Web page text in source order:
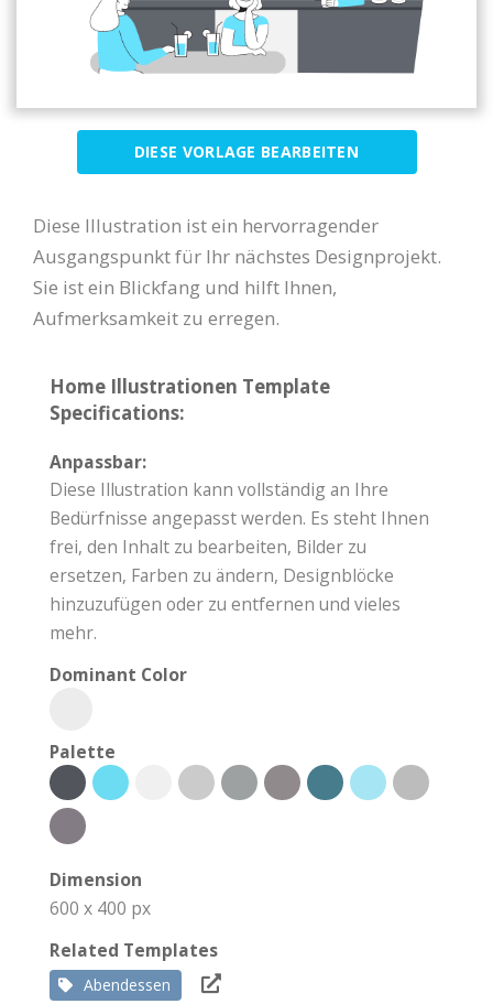
DIESE VORLAGE BEARBEITEN
Diese Illustration ist ein hervorragender
Ausgangspunkt für Ihr nächstes Designprojekt.
Sie ist ein Blickfang und hilft Ihnen,
Aufmerksamkeit zu erregen.
Home Illustrationen Template
Specifications:
Anpassbar:
Diese Illustration kann vollständig an Ihre
Bedürfnisse angepasst werden. Es steht Ihnen
frei, den Inhalt zu bearbeiten, Bilder zu
ersetzen, Farben zu ändern, Designblöcke
hinzuzufügen oder zu entfernen und vieles
mehr.
Dominant Color
Palette
Dimension
600 x 400 px
Related Templates
Abendessen